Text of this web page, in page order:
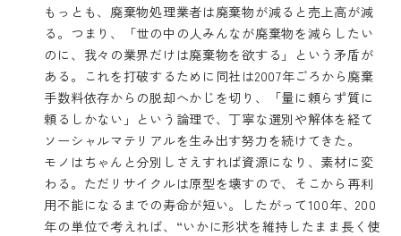
もっとも、廃棄物処理業者は廃棄物が減ると売上高が減
る。つまり、「世の中の人みんなが廃棄物を減らしたい
のに、我々の業界だけは廃棄物を欲する」という矛盾が
ある。これを打破するために同社は2007年ごろから廃棄
手数料依存からの脱却へかじを切り、「量に頼らず質に
頼るしかない」という論理で、丁寧な選別や解体を経て
ソーシャルマテリアルを生み出す努力を続けてきた。
モノはちゃんと分別しさえすれば資源になり、素材に変
わる。ただリサイクルは原型を壊すので、そこから再利
用不能になるまでの寿命が短い。したがって100年、200
年の単位で考えれば、“いかに形状を維持したまま長く使